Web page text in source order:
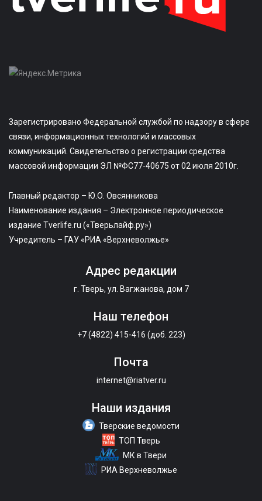
Зарегистрировано Федеральной службой по надзору в сфере
связи, информационных технологий и массовых
коммуникаций. Свидетельство о регистрации средства
массовой информации ЭЛ №ФС77-40675 от 02 июля 2010г.
Главный редактор – Ю.О. Овсянникова
Наименование издания – Электронное периодическое
издание Tverlife.ru («Тверьлайф.ру»)
Учредитель – ГАУ «РИА «Верхневолжье»
Адрес редакции
г. Тверь, ул. Вагжанова, дом 7
Наш телефон
+7 (4822) 415-416 (доб. 223)
Почта
internet@riatver.ru
Наши издания
Тверские ведомости
ТОП Тверь
МК в Твери
РИА Верхневолжье